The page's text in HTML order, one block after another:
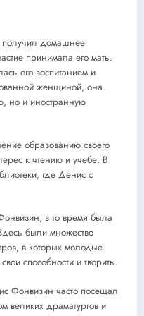
получил домашнее
принимала его мать.
его воспитанием и
женщиной, она
но и иностранную
образованию своего
к чтению и учебе. В
где Денис с
в то время была
были множество
в которых молодые
способности и творить.
Фонвизин часто посещал
великих драматургов и